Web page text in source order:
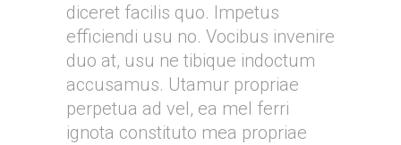
diceret facilis quo. Impetus
efficiendi usu no. Vocibus invenire
duo at, usu ne tibique indoctum
accusamus. Utamur propriae
perpetua ad vel, ea mel ferri
ignota constituto mea propriae